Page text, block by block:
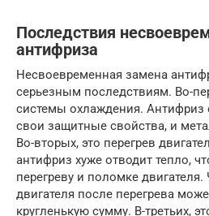
Последствия
антифриза
Несвоевременная замена
серьезным последствиям. Во-
системы охлаждения. Антифриз
свои защитные свойства, и
Во-вторых, это перегрев
антифриз хуже отводит тепло,
перегреву и поломке
двигателя после перегрева
кругленькую сумму. В-третьих,